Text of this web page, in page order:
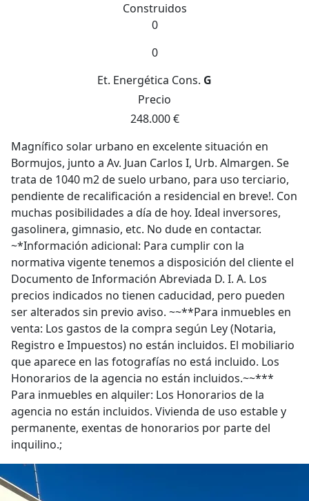
Construidos
0
0
Et. Energética Cons. G
Precio
248.000 €
Magnífico solar urbano en excelente situación en
Bormujos, junto a Av. Juan Carlos I, Urb. Almargen. Se
trata de 1040 m2 de suelo urbano, para uso terciario,
pendiente de recalificación a residencial en breve!. Con
muchas posibilidades a día de hoy. Ideal inversores,
gasolinera, gimnasio, etc. No dude en contactar.
~*Información adicional: Para cumplir con la
normativa vigente tenemos a disposición del cliente el
Documento de Información Abreviada D. I. A. Los
precios indicados no tienen caducidad, pero pueden
ser alterados sin previo aviso. ~~**Para inmuebles en
venta: Los gastos de la compra según Ley (Notaria,
Registro e Impuestos) no están incluidos. El mobiliario
que aparece en las fotografías no está incluido. Los
Honorarios de la agencia no están incluidos.~~***
Para inmuebles en alquiler: Los Honorarios de la
agencia no están incluidos. Vivienda de uso estable y
permanente, exentas de honorarios por parte del
inquilino.;